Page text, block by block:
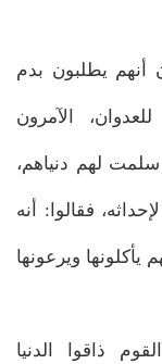
أنهم يطلبون بدم
الآمرون
سلمت لهم دنياهم،
فقالوا: أنه
يأكلونها ويرعونها
ذاقوا الدنيا